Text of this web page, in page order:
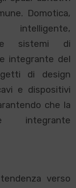
Domotica,
e sistemi di
integrante del
di design
e dispositivi
che la
integrante
verso